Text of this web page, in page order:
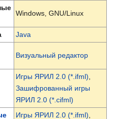
Windows, GNU/Linux
Java
Визуальный редактор
Игры ЯРИЛ 2.0 (*.ifml)
Зашифрованный игры
ЯРИЛ 2.0 (*.cifml)
Игры ЯРИЛ 2.0 (*.ifml)